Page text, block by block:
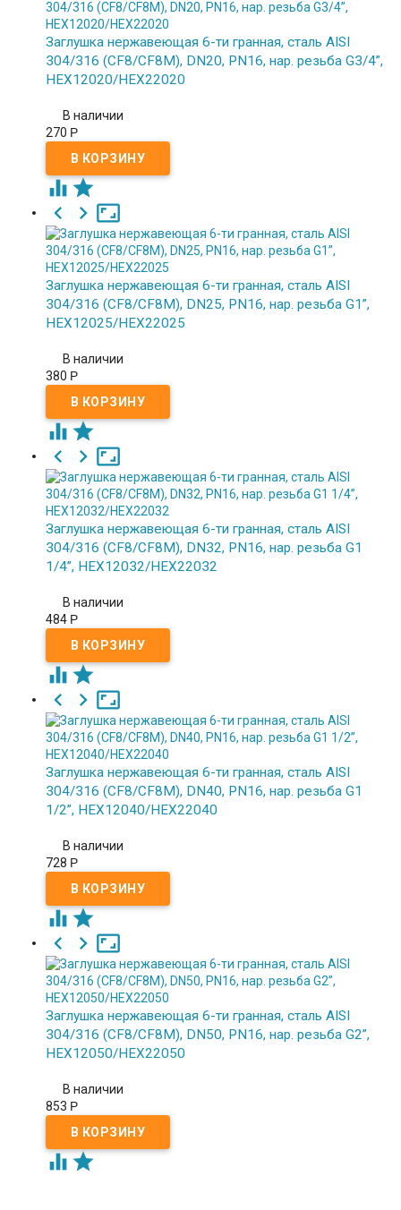
Заглушка нержавеющая 6-ти гранная, сталь AISI
304/316 (CF8/CF8M), DN20, PN16, нар. резьба G3/4”,
HEX12020/HEX22020
В наличии
270 Р
 

 
Заглушка нержавеющая 6-ти гранная, сталь AISI
304/316 (CF8/CF8M), DN25, PN16, нар. резьба G1”,
HEX12025/HEX22025
В наличии
380 Р
 

 
Заглушка нержавеющая 6-ти гранная, сталь AISI
304/316 (CF8/CF8M), DN32, PN16, нар. резьба G1
1/4”, HEX12032/HEX22032
В наличии
484 Р
 

 
Заглушка нержавеющая 6-ти гранная, сталь AISI
304/316 (CF8/CF8M), DN40, PN16, нар. резьба G1
1/2”, HEX12040/HEX22040
В наличии
728 Р
 

 
Заглушка нержавеющая 6-ти гранная, сталь AISI
304/316 (CF8/CF8M), DN50, PN16, нар. резьба G2”,
HEX12050/HEX22050
В наличии
853 Р
 